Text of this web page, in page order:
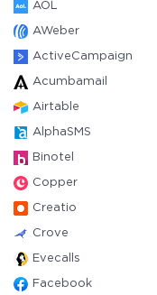
AOL
AWeber
ActiveCampaign
Acumbamail
Airtable
AlphaSMS
Binotel
Copper
Creatio
Crove
Evecalls
Facebook